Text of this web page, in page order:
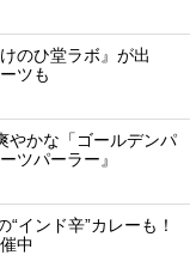
のひ堂ラボ』が出
ツも
やかな「ゴールデンパ
ツパーラー』
インド辛”カレーも！
中